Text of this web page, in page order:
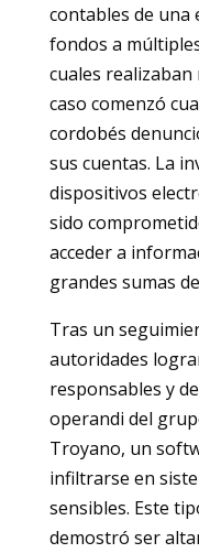
contables de una
fondos a
cuales realizaban
caso comenzó
cordobés
sus cuentas. La
dispositivos
sido
acceder a
grandes sumas
Tras un
autoridades
responsables y
operandi del
Troyano, un
infiltrarse en
sensibles. Este
demostró ser